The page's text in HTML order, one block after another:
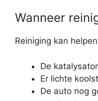
Wanneer
Reiniging kan
De
Er lichte
De auto nog